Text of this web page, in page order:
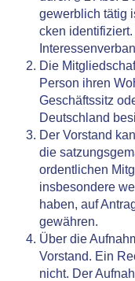
gewerblich tätig
cken
Die
Person ihren
Geschäftssitz
Deutschland
Der Vorstand
die
ordentlichen
insbesondere
haben, auf
gewähren.
Über die
Vorstand. Ein
nicht. Der